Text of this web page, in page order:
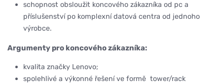
schopnost obsloužit koncového zákazníka od pc a
příslušenství po komplexní datová centra od jednoho
výrobce.
Argumenty pro koncového zákazníka:
kvalita značky Lenovo;
spolehlivé a výkonné řešení ve formě tower/rack